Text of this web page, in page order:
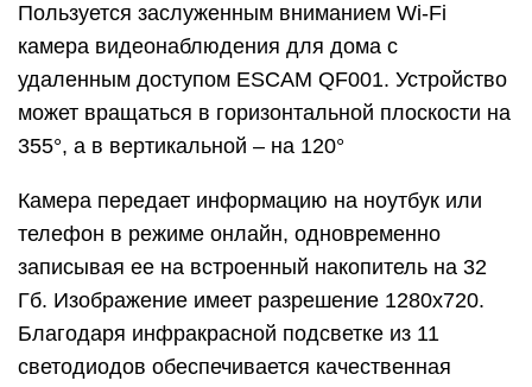
Пользуется заслуженным вниманием Wi-Fi
камера видеонаблюдения для дома с
удаленным доступом ESCАM QF001. Устройство
может вращаться в горизонтальной плоскости на
355°, а в вертикальной – на 120°
Камера передает информацию на ноутбук или
телефон в режиме онлайн, одновременно
записывая ее на встроенный накопитель на 32
Гб. Изображение имеет разрешение 1280х720.
Благодаря инфракрасной подсветке из 11
светодиодов обеспечивается качественная